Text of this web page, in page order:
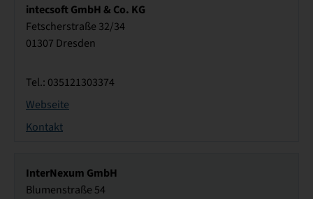
intecsoft GmbH & Co. KG
Fetscherstraße 32/34
01307 Dresden
Tel.: 035121303374
Webseite
Kontakt
InterNexum GmbH
Blumenstraße 54